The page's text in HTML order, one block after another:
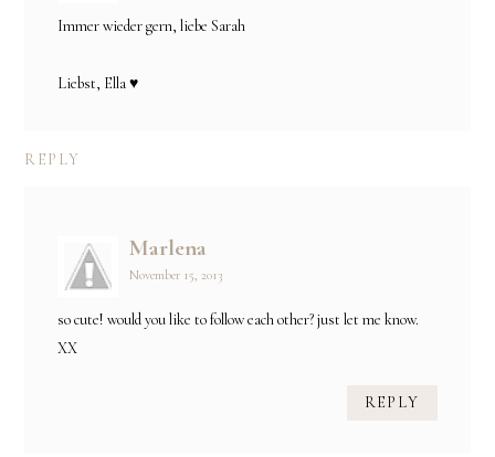
Immer wieder gern, liebe Sarah
Liebst, Ella ♥
REPLY
Marlena
November 15, 2013
so cute! would you like to follow each other? just let me know.
XX
REPLY